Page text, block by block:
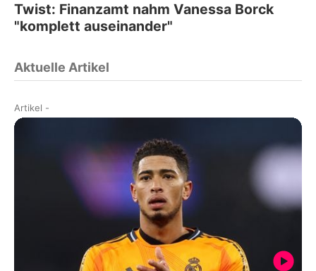
Twist: Finanzamt nahm Vanessa Borck
"komplett auseinander"
Aktuelle Artikel
Artikel -